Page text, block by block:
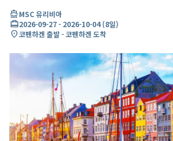
directions_boatMSC 유리비아
card_travel2026-09-27- 2026-10-04(8일)
location_on코펜하겐 출발 - 코펜하겐 도착